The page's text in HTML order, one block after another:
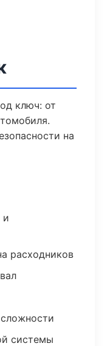
ключ: от
на
и
расходников
системы